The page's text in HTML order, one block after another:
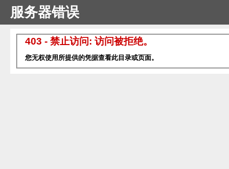
服务器错误
403 - 禁止访问: 访问被拒绝。
您无权使用所提供的凭据查看此目录或页面。